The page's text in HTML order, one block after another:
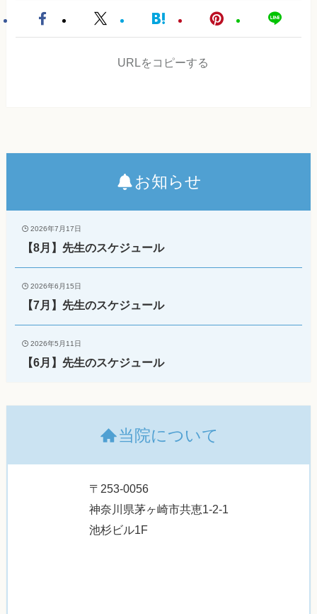
URLをコピーする
お知らせ
2026年7月17日
【8月】先生のスケジュール
2026年6月15日
【7月】先生のスケジュール
2026年5月11日
【6月】先生のスケジュール
当院について
〒253-0056
神奈川県茅ヶ崎市共恵1-2-1
池杉ビル1F